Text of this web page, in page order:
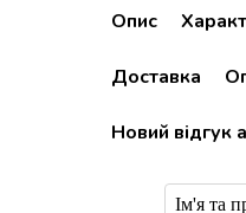
Опис
Доставка
Новий відгук